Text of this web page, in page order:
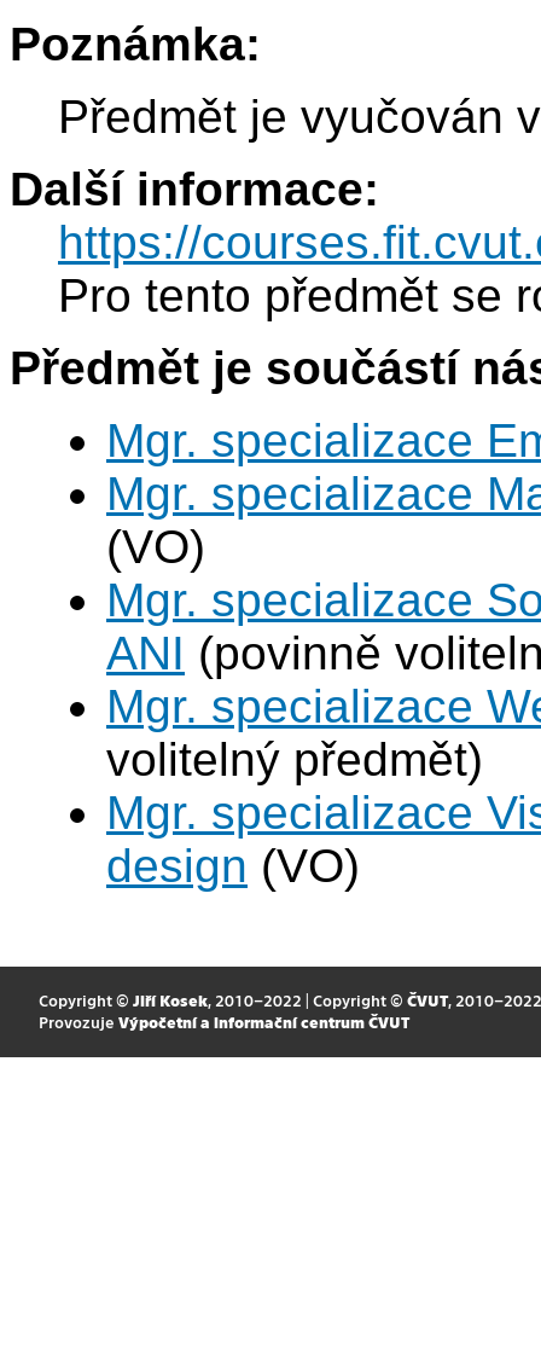
Poznámka:
Předmět je vyučován
Další informace:
https://
Pro tento předmět se
Předmět je součástí
Mgr. specializace
Mgr. specializace
(VO)
Mgr. specializace
ANI (povinně
Mgr. specializace
volitelný předmět)
Mgr. specializace
design (VO)
Copyright © Jiří Kosek, 2010–2022 | Copyright © ČVUT, 2010–2022
Provozuje Výpočetní a informační centrum ČVUT